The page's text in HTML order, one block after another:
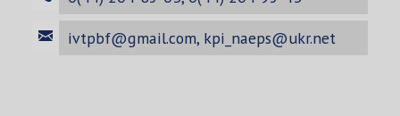
ivtpbf@gmail.com, kpi_naeps@ukr.net